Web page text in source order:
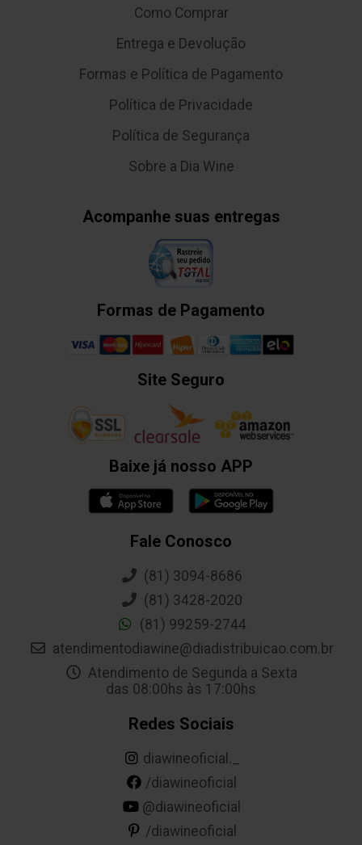
Como Comprar
Entrega e Devolução
Formas e Política de Pagamento
Política de Privacidade
Política de Segurança
Sobre a Dia Wine
Acompanhe suas entregas
Formas de Pagamento
Site Seguro
Baixe já nosso APP
Fale Conosco
(81) 3094-8686
(81) 3428-2020
(81) 99259-2744
atendimentodiawine@diadistribuicao.com.br
Atendimento de Segunda a Sexta
das 08:00hs às 17:00hs
Redes Sociais
diawineoficial._
/diawineoficial
@diawineoficial
/diawineoficial